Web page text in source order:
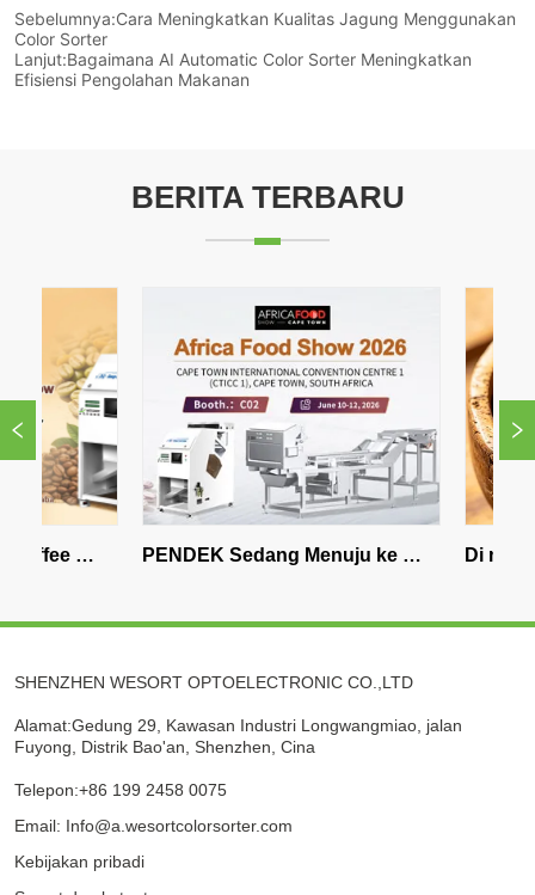
Sebelumnya:Cara Meningkatkan Kualitas Jagung Menggunakan
Color Sorter
Lanjut:Bagaimana AI Automatic Color Sorter Meningkatkan
Efisiensi Pengolahan Makanan
BERITA TERBARU
Kopi
PENDEK Sedang Menuju ke
Waspadalah
Di mana
SHENZHEN WESORT OPTOELECTRONIC CO.,LTD
Alamat:Gedung 29, Kawasan Industri Longwangmiao, jalan
Fuyong, Distrik Bao'an, Shenzhen, Cina
Telepon:+86 199 2458 0075
Email: Info@a.wesortcolorsorter.com
Kebijakan pribadi